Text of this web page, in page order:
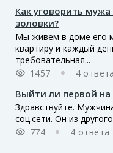
Как уговорить
золовки?
Мы живем в доме его
квартиру и каждый
требовательная...
1457
4 ответа
Выйти ли первой на
Здравствуйте.
соц.сети. Он из
774
4 ответа